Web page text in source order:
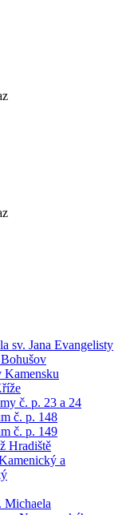
sv. Jana Evangelisty
Kamensku
č. p. 23 a 24
č. p. 148
č. p. 149
Hradiště
a
Michaela